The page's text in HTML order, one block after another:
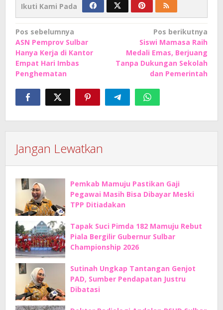
Ikuti Kami Pada
Navigasi
pos
Pos sebelumnya
ASN Pemprov Sulbar
Hanya Kerja di Kantor
Empat Hari Imbas
Penghematan
Pos berikutnya
Siswi Mamasa Raih
Medali Emas, Berjuang
Tanpa Dukungan Sekolah
dan Pemerintah
Jangan Lewatkan
Pemkab Mamuju Pastikan Gaji
Pegawai Masih Bisa Dibayar Meski
TPP Ditiadakan
Tapak Suci Pimda 182 Mamuju Rebut
Piala Bergilir Gubernur Sulbar
Championship 2026
Sutinah Ungkap Tantangan Genjot
PAD, Sumber Pendapatan Justru
Dibatasi